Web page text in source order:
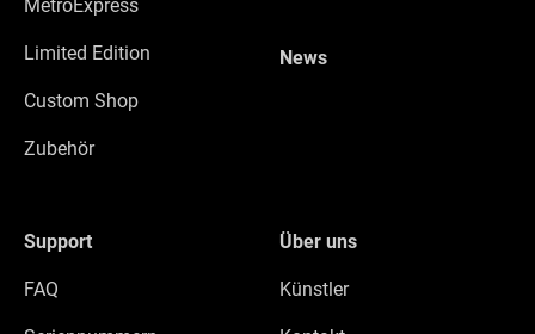
MetroExpress
Limited Edition
Custom Shop
Zubehör
News
Support
FAQ
Über uns
Künstler